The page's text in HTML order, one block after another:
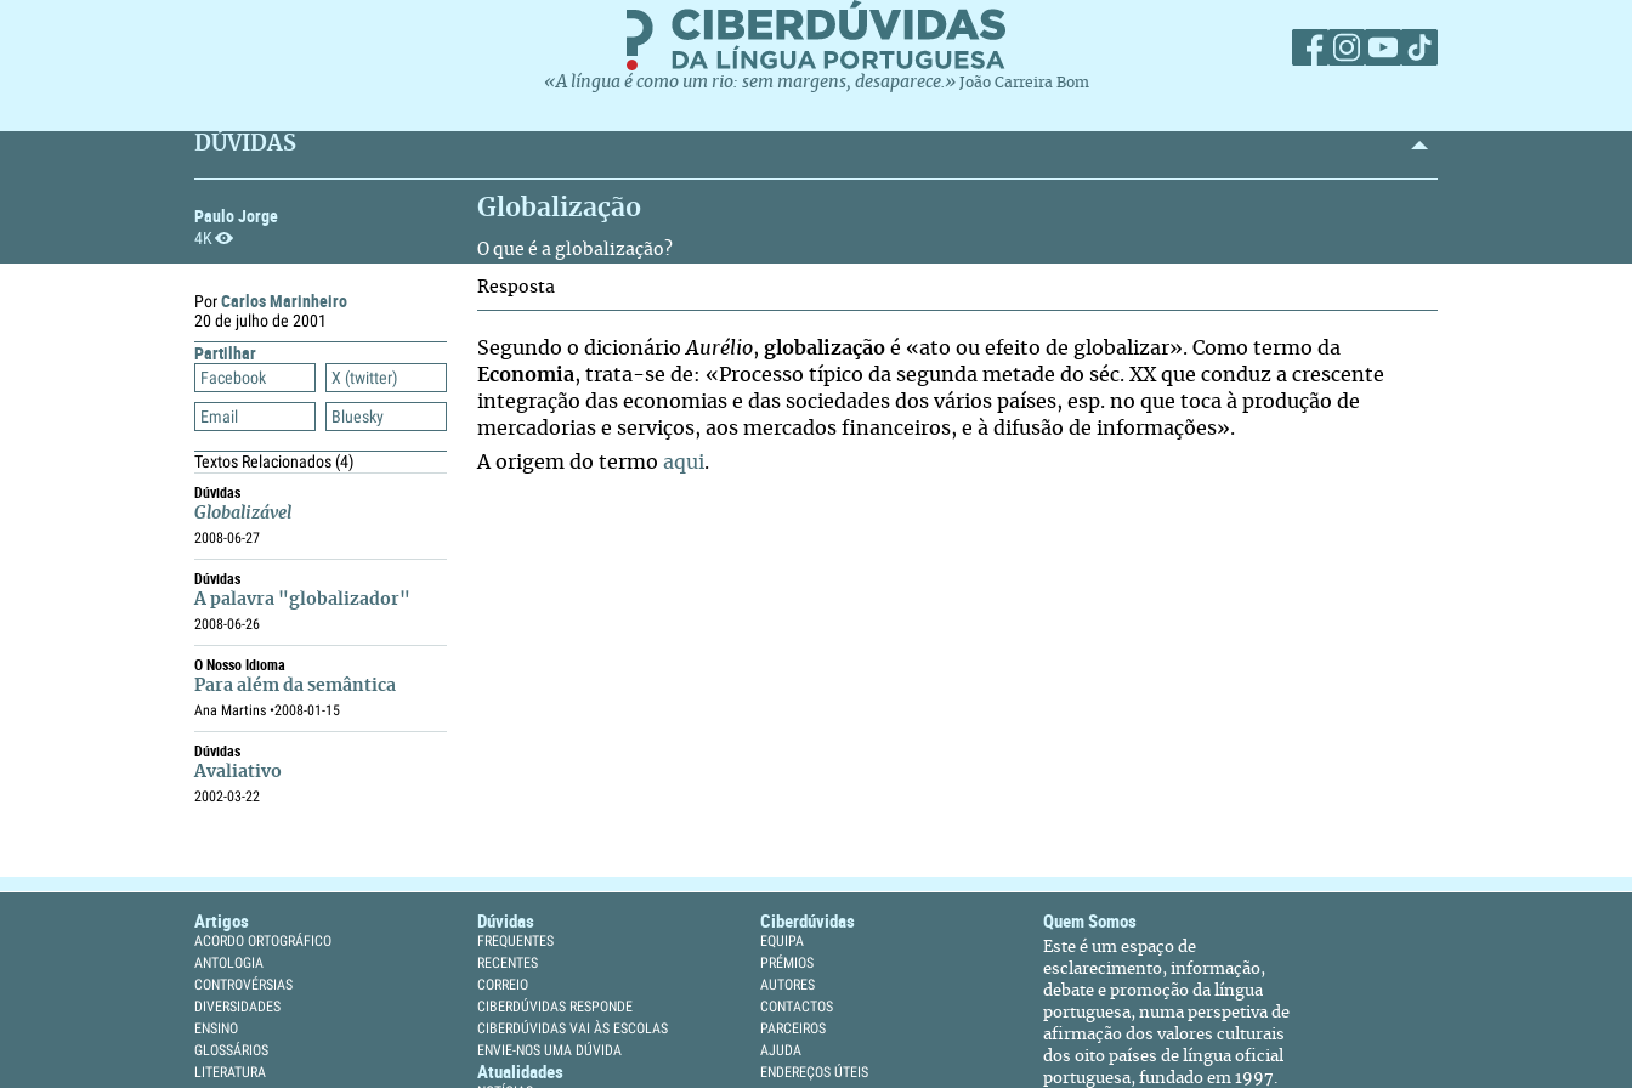
«A língua é como um rio: sem margens, desaparece.» João Carreira Bom
DÚVIDAS
Paulo Jorge
4K
Globalização
O que é a globalização?
PorCarlos Marinheiro
20 de julho de 2001
Partilhar
Facebook
X (twitter)
Email
Bluesky
Textos Relacionados(4)
Dúvidas
Globalizável
2008-06-27
Dúvidas
A palavra "globalizador"
2008-06-26
O Nosso Idioma
Para além da semântica
Ana Martins •2008-01-15
Dúvidas
Avaliativo
2002-03-22
Resposta
Segundo o dicionário Aurélio, globalização é «ato ou efeito de globalizar». Como termo da
Economia, trata-se de: «Processo típico da segunda metade do séc. XX que conduz a crescente
integração das economias e das sociedades dos vários países, esp. no que toca à produção de
mercadorias e serviços, aos mercados financeiros, e à difusão de informações».
A origem do termo aqui.
Artigos
ACORDO ORTOGRÁFICO
ANTOLOGIA
CONTROVÉRSIAS
DIVERSIDADES
ENSINO
GLOSSÁRIOS
LITERATURA
Dúvidas
FREQUENTES
RECENTES
CORREIO
CIBERDÚVIDAS RESPONDE
CIBERDÚVIDAS VAI ÀS ESCOLAS
ENVIE-NOS UMA DÚVIDA
Atualidades
Ciberdúvidas
EQUIPA
PRÉMIOS
AUTORES
CONTACTOS
PARCEIROS
AJUDA
ENDEREÇOS ÚTEIS
Quem Somos
Este é um espaço de
esclarecimento, informação,
debate e promoção da língua
portuguesa, numa perspetiva de
afirmação dos valores culturais
dos oito países de língua oficial
portuguesa, fundado em 1997.